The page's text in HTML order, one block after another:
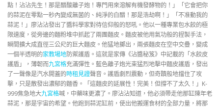
點！沾沾先生！那是醋酸離子炮！專門用來溶解有機發酵物的！」「它會把你
的蒜泥在零點一秒內變成無菌的、純淨的白醋！那是浩劫啊！」「不准動我的
蒜泥！」廖沾沾發出了醬料學家對待信仰般的怒吼。他以一種專業包水餃的極
限速度，從旁邊的麵粉堆中抓起了兩團麵皮。麵皮被他用氣功般的捏製手法，
瞬間擴大成直徑三公尺的巨大麵皮。他猛地擲出，兩張麵皮在空中交疊，變成
一個半透明的家教場地防禦護盾。這就是家傳《沾醬秘笈》中記載的「水餃皮
護盾」，薄韌而九宮格充滿彈性。藍色離子炮光束猛烈地擊中麵皮護盾，發出
了一聲像是汽水開蓋的時租見證聲音。護盾劇烈震動，但奇蹟般地擋住了攻
擊，只是散發出濃郁的麵香。「這麵皮的延展性！完美！但撐不了太久！」K-
999焦急地大九宮格喊，中藥味更濃了。廖沾沾知道，他必須帶走他那缸陳年老
蒜泥，那是宇宙的希望。他跑到蒜泥缸前，使出他搬運食材的全部力量，將那